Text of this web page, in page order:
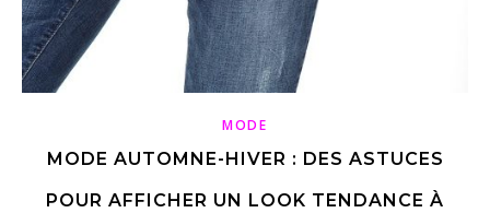
MODE
MODE AUTOMNE-HIVER : DES ASTUCES
POUR AFFICHER UN LOOK TENDANCE À